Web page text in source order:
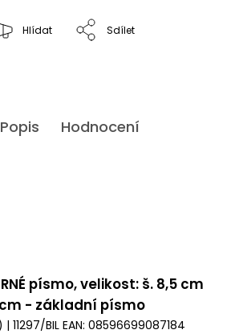
Hlídat Sdílet
Popis Hodnocení
písmo, velikost: š. 8,5 cm
cm - základní písmo
| 11297/BIL EAN: 08596699087184